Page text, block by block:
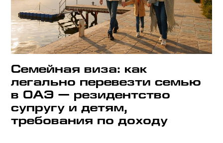
Семейная виза: как
легально перевезти семью
в ОАЭ — резидентство
супругу и детям,
требования по доходу